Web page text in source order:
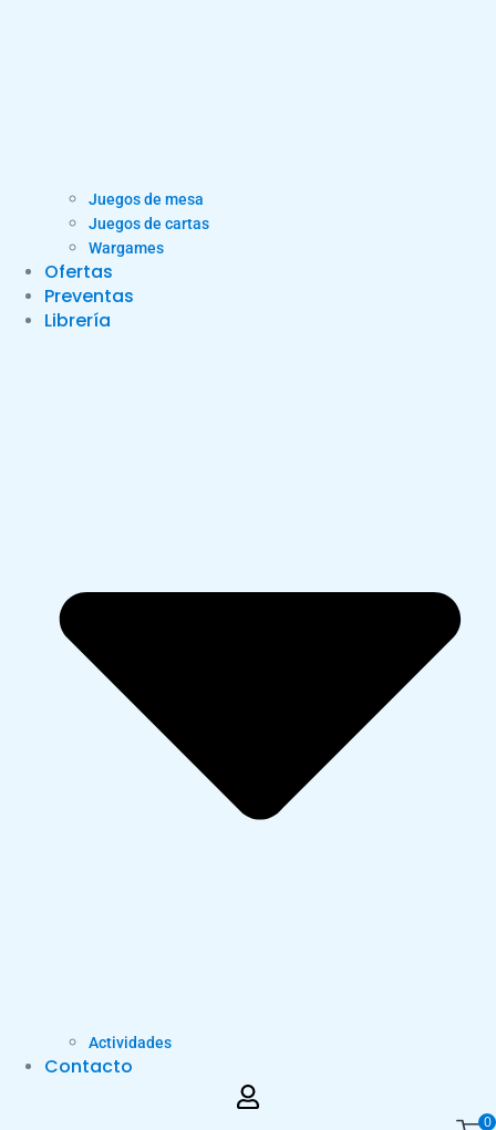
Juegos de mesa
Juegos de cartas
Wargames
Ofertas
Preventas
Librería
Actividades
Contacto
0